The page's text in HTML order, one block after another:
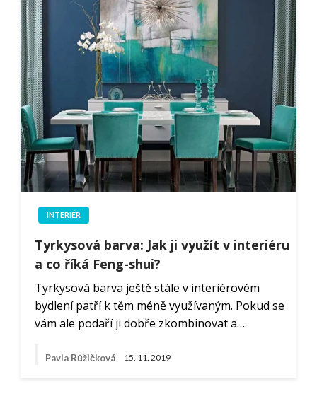
INTERIÉR
Tyrkysová barva: Jak ji využít v interiéru
a co říká Feng-shui?
Tyrkysová barva ještě stále v interiérovém
bydlení patří k těm méně využívaným. Pokud se
vám ale podaří ji dobře zkombinovat a…
Pavla Růžičková 15. 11. 2019